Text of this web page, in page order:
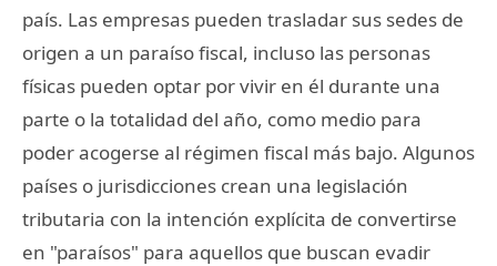
país. Las empresas pueden trasladar sus sedes de
origen a un paraíso fiscal, incluso las personas
físicas pueden optar por vivir en él durante una
parte o la totalidad del año, como medio para
poder acogerse al régimen fiscal más bajo. Algunos
países o jurisdicciones crean una legislación
tributaria con la intención explícita de convertirse
en "paraísos" para aquellos que buscan evadir